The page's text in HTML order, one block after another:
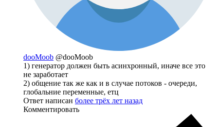
dooMoob @dooMoob
1) генератор должен быть асинхронный, иначе все это
не заработает
2) общение так же как и в случае потоков - очереди,
глобальние переменные, етц
Ответ написан более трёх лет назад
Комментировать